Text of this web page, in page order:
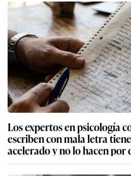
Los expertos en psicología
escriben con mala letra
acelerado y no lo hacen por